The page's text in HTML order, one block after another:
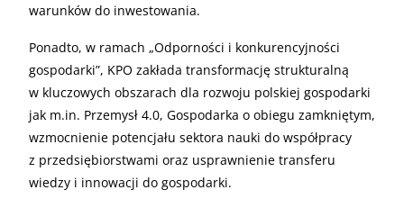
warunków do inwestowania.
Ponadto, w ramach „Odporności i konkurencyjności
gospodarki”, KPO zakłada transformację strukturalną
w kluczowych obszarach dla rozwoju polskiej gospodarki
jak m.in. Przemysł 4.0, Gospodarka o obiegu zamkniętym,
wzmocnienie potencjału sektora nauki do współpracy
z przedsiębiorstwami oraz usprawnienie transferu
wiedzy i innowacji do gospodarki.